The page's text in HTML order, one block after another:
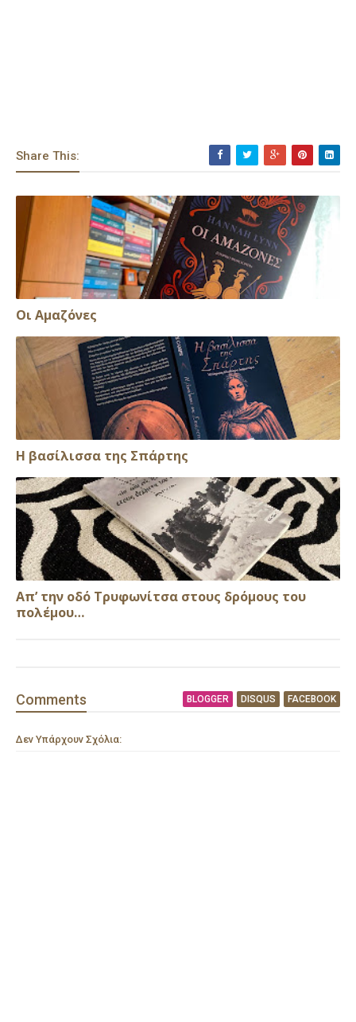
Share This:
Οι Αμαζόνες
Η βασίλισσα της Σπάρτης
Απ’ την οδό Τρυφωνίτσα στους δρόμους του
πολέμου…
Comments BLOGGER DISQUS FACEBOOK
Δεν Υπάρχουν Σχόλια: